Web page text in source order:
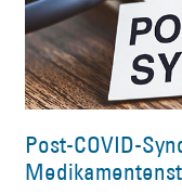
Post-COVID-